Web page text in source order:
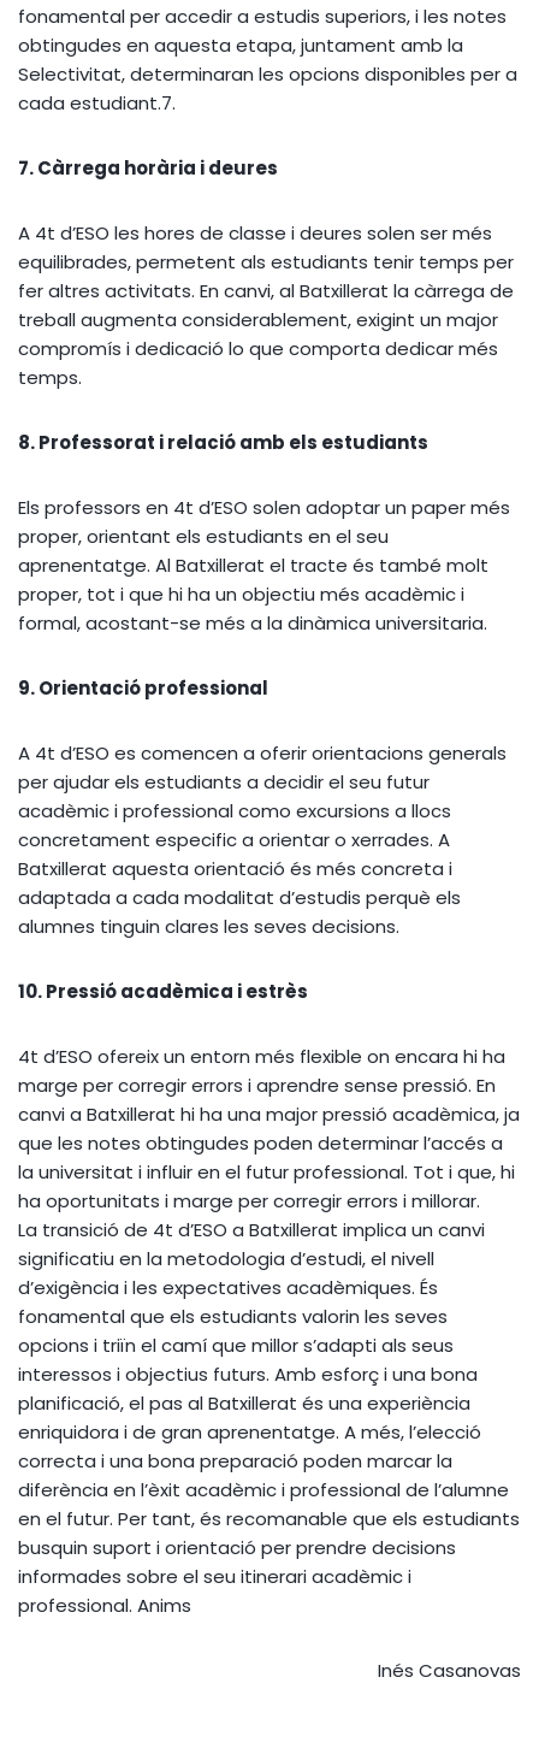
fonamental per accedir a estudis superiors, i les notes
obtingudes en aquesta etapa, juntament amb la
Selectivitat, determinaran les opcions disponibles per a
cada estudiant.7.
7. Càrrega horària i deures
A 4t d’ESO les hores de classe i deures solen ser més
equilibrades, permetent als estudiants tenir temps per
fer altres activitats. En canvi, al Batxillerat la càrrega de
treball augmenta considerablement, exigint un major
compromís i dedicació lo que comporta dedicar més
temps.
8. Professorat i relació amb els estudiants
Els professors en 4t d’ESO solen adoptar un paper més
proper, orientant els estudiants en el seu
aprenentatge. Al Batxillerat el tracte és també molt
proper, tot i que hi ha un objectiu més acadèmic i
formal, acostant-se més a la dinàmica universitaria.
9. Orientació professional
A 4t d’ESO es comencen a oferir orientacions generals
per ajudar els estudiants a decidir el seu futur
acadèmic i professional como excursions a llocs
concretament especific a orientar o xerrades. A
Batxillerat aquesta orientació és més concreta i
adaptada a cada modalitat d’estudis perquè els
alumnes tinguin clares les seves decisions.
10. Pressió acadèmica i estrès
4t d’ESO ofereix un entorn més flexible on encara hi ha
marge per corregir errors i aprendre sense pressió. En
canvi a Batxillerat hi ha una major pressió acadèmica, ja
que les notes obtingudes poden determinar l’accés a
la universitat i influir en el futur professional. Tot i que, hi
ha oportunitats i marge per corregir errors i millorar.
La transició de 4t d’ESO a Batxillerat implica un canvi
significatiu en la metodologia d’estudi, el nivell
d’exigència i les expectatives acadèmiques. És
fonamental que els estudiants valorin les seves
opcions i triïn el camí que millor s’adapti als seus
interessos i objectius futurs. Amb esforç i una bona
planificació, el pas al Batxillerat és una experiència
enriquidora i de gran aprenentatge. A més, l’elecció
correcta i una bona preparació poden marcar la
diferència en l’èxit acadèmic i professional de l’alumne
en el futur. Per tant, és recomanable que els estudiants
busquin suport i orientació per prendre decisions
informades sobre el seu itinerari acadèmic i
professional. Anims
Inés Casanovas